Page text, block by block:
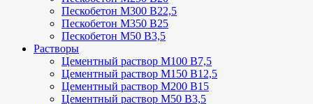
Пескобетон М300 В22,5
Пескобетон М350 В25
Пескобетон М50 В3,5
Растворы
Цементный раствор М100 В7,5
Цементный раствор М150 В12,5
Цементный раствор М200 В15
Цементный раствор М50 В3,5